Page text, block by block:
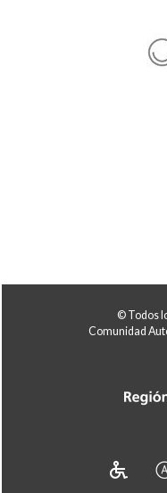
© Todos
Comunidad